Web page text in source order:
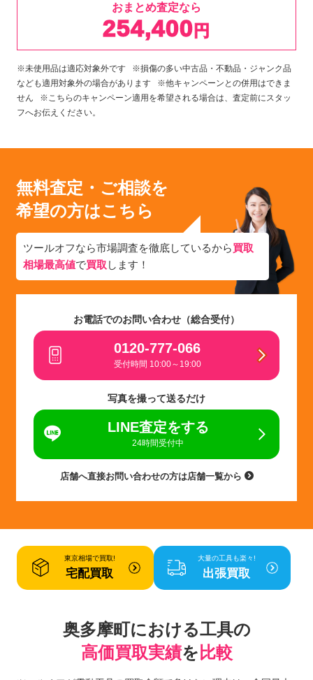
おまとめ査定なら
254,400 円
※未使用品は適応対象外です ※損傷の多い中古品・不動品・ジャンク品
なども適用対象外の場合があります ※他キャンペーンとの併用はできま
せん ※こちらのキャンペーン適用を希望される場合は、査定前にスタッ
フへお伝えください。
無料査定・ご相談を
希望の方はこちら
ツールオフなら市場調査を徹底しているから買取
相場最高値で買取 します！
お電話でのお問い合わせ（総合受付）
0120-777-066
受付時間 10:00～19:00
写真を撮って送るだけ
LINE査定をする
24時間受付中
店舗へ直接お問い合わせの方は店舗一覧から
東京相場で買取!
宅配買取
大量の工具も楽々!
出張買取
奥多摩町における工具の
高価買取実績を 比較